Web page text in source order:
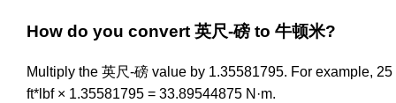
How do you convert 英尺-磅 to 牛顿米?
Multiply the 英尺-磅 value by 1.35581795. For example, 25
ft*lbf × 1.35581795 = 33.89544875 N·m.